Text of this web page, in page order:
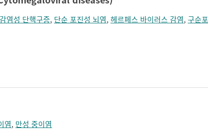
감염성 단핵구증, 단순 포진성 뇌염,헤르페스 바이러스 감염,구순
염, 만성 중이염